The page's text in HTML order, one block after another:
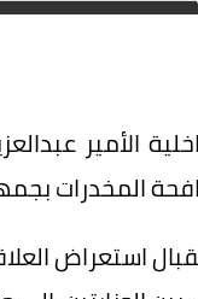
الأمير
المخدرات
استعراض